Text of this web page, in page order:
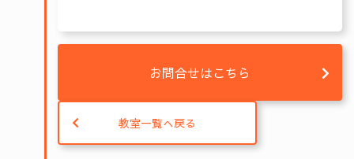
お問合せはこちら
教室一覧へ戻る